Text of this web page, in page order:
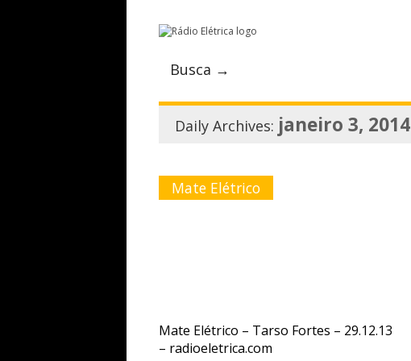
Busca →
Daily Archives: janeiro 3, 2014
Mate Elétrico
Mate Elétrico – Tarso Fortes – 29.12.13
– radioeletrica.com